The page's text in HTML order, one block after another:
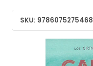
SKU: 9786075275468